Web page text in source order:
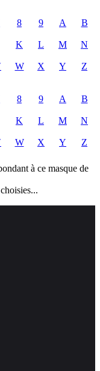
8 9 A B
K L M N
W X Y
Z
8 9 A B
K L M N
W X Y Z
à ce masque de